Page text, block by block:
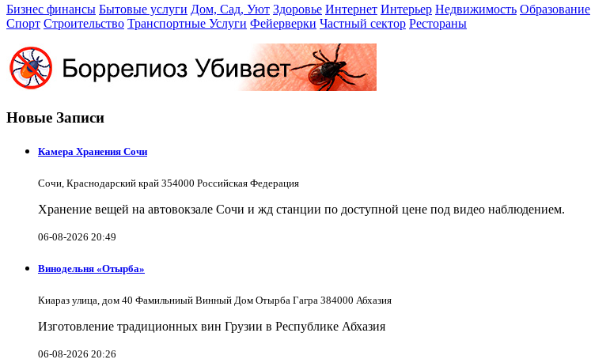
Бизнес финансы Бытовые услуги Дом, Сад, Уют Здоровье Интернет Интерьер Недвижимость Образование
Спорт Строительство Транспортные Услуги Фейерверки Частный сектор Рестораны
Новые Записи
Камера Хранения Сочи
Сочи, Краснодарский край 354000 Российская Федерация
Хранение вещей на автовокзале Сочи и жд станции по доступной цене под видео наблюдением.
06-08-2026 20:49
Винодельня «Отырба»
Киараз улица, дом 40 Фамильниый Винный Дом Отырба Гагра 384000 Абхазия
Изготовление традиционных вин Грузии в Республике Абхазия
06-08-2026 20:26